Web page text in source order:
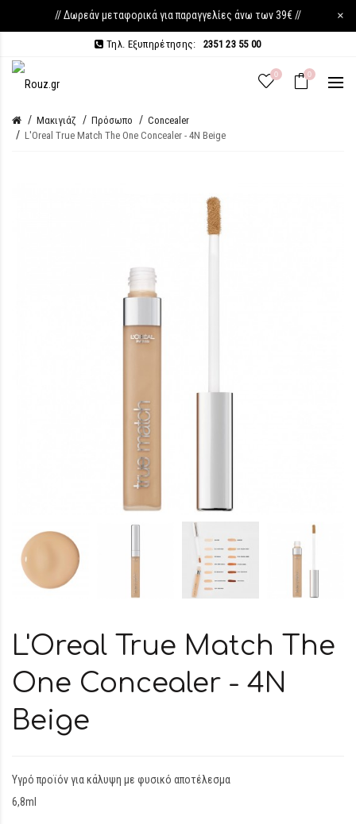
// Δωρεάν μεταφορικά για παραγγελίες άνω των 39€ // ×
Τηλ. Εξυπηρέτησης: 2351 23 55 00
0 0
Μακιγιάζ Πρόσωπο
Concealer
L'Oreal True Match The One Concealer - 4N Beige
L'Oreal True Match The
One Concealer - 4N
Beige
Υγρό προϊόν για κάλυψη με φυσικό αποτέλεσμα
6,8ml